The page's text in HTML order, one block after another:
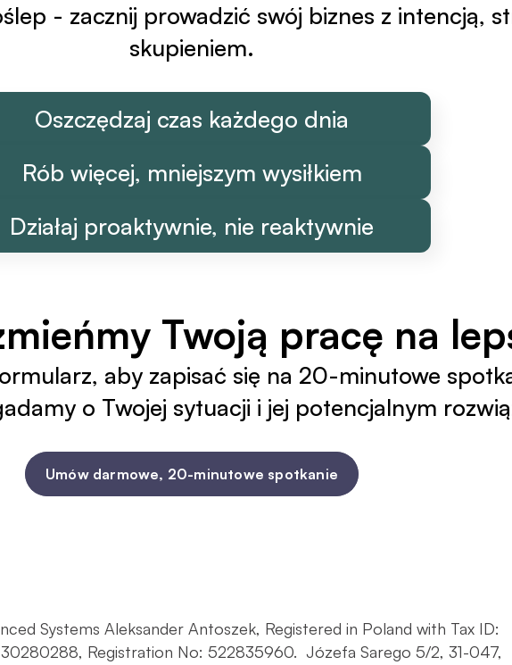
- zacznij prowadzić swój biznes z intencją,
skupieniem.
Oszczędzaj czas każdego dnia
Rób więcej, mniejszym wysiłkiem
Działaj proaktywnie, nie reaktywnie
Twoją pracę na
aby zapisać się na 20-minutowe
o Twojej sytuacji i jej potencjalnym
Umów darmowe, 20-minutowe spotkanie
Systems Aleksander Antoszek, Registered in Poland with Tax ID:
Registration No: 522835960.  Józefa Sarego 5/2, 31-047,